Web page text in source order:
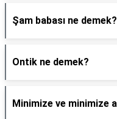
Şam babası ne demek?
Ontik ne demek?
Minimize ve minimize